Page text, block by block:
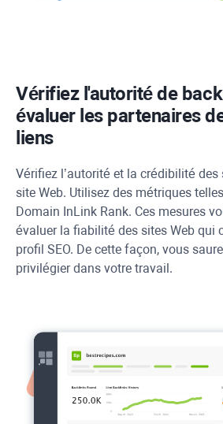
Vérifiez l'autorité de
évaluer les partenaires
liens
Vérifiez l’autorité et la crédibilité des
site Web. Utilisez des métriques
Domain InLink Rank. Ces mesures
évaluer la fiabilité des sites Web qui
profil SEO. De cette façon, vous
privilégier dans votre travail.